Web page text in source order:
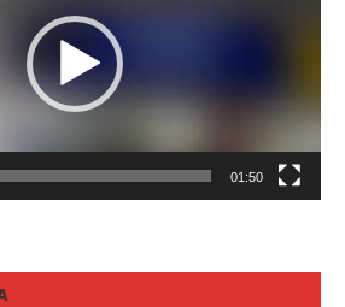
01:50